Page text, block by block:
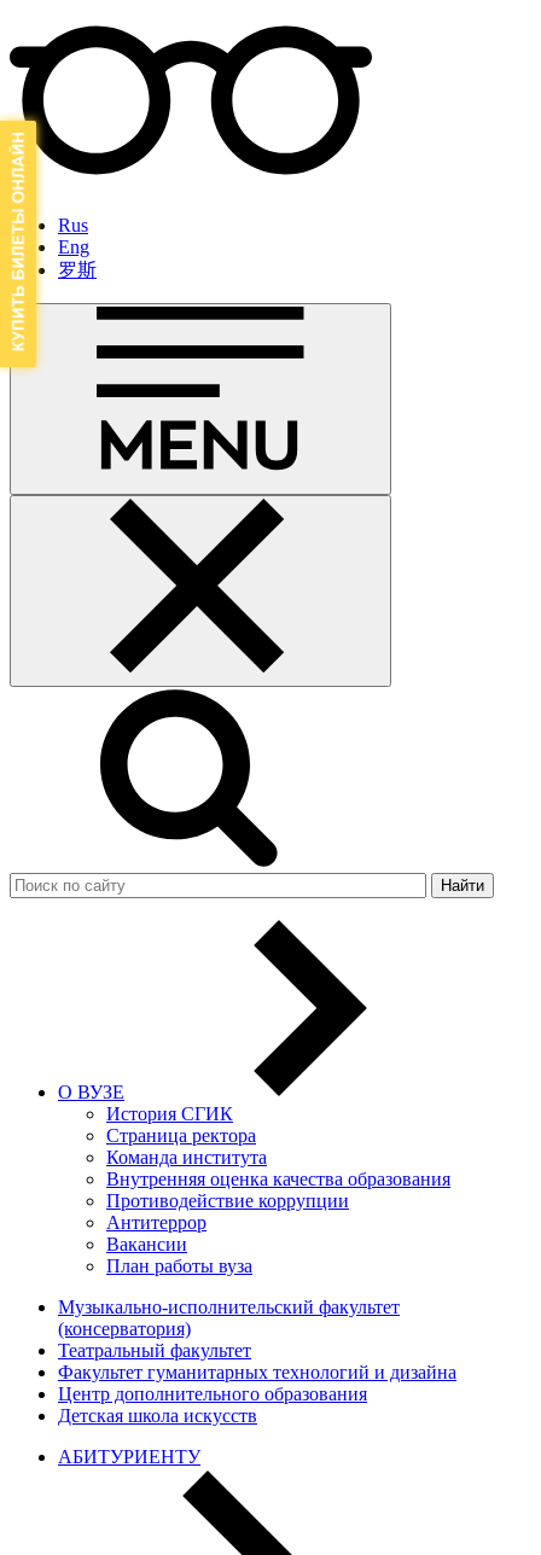
Rus
Eng
罗斯
Найти
О ВУЗЕ
История СГИК
Страница ректора
Команда института
Внутренняя оценка качества образования
Противодействие коррупции
Антитеррор
Вакансии
План работы вуза
Музыкально-исполнительский факультет
(консерватория)
Театральный факультет
Факультет гуманитарных технологий и дизайна
Центр дополнительного образования
Детская школа искусств
АБИТУРИЕНТУ